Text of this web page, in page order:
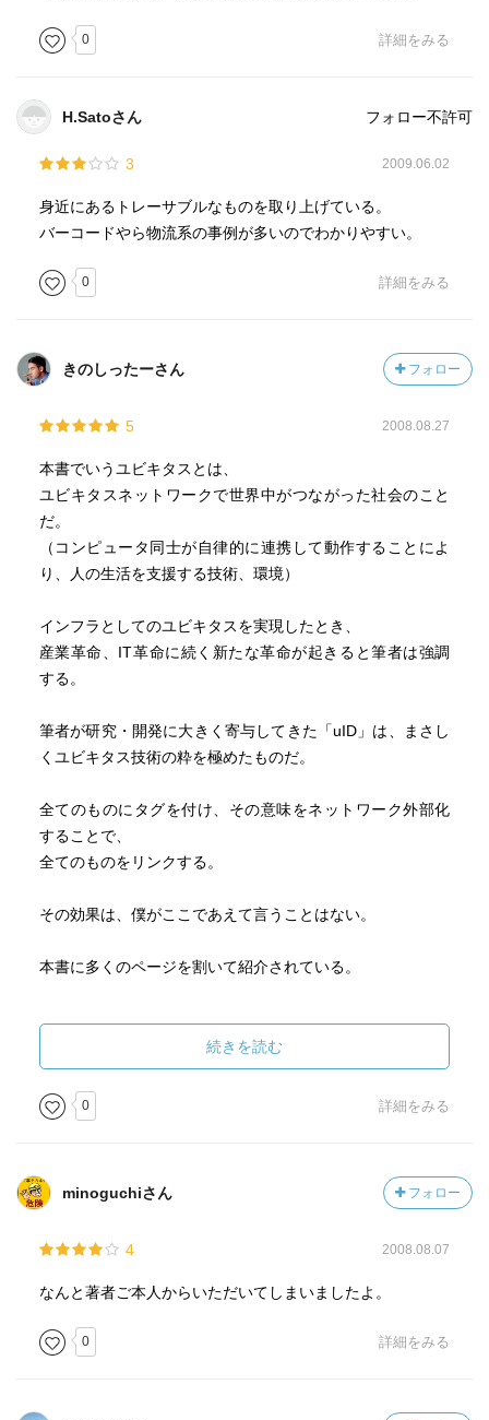
0 詳細をみる
H.Satoさん フォロー不許可
3 2009.06.02
身近にあるトレーサブルなものを取り上げている。
バーコードやら物流系の事例が多いのでわかりやすい。
0 詳細をみる
きのしったーさん フォロー
5 2008.08.27
本書でいうユビキタスとは、
ユビキタスネットワークで世界中がつながった社会のこと
だ。
（コンピュータ同士が自律的に連携して動作することによ
り、人の生活を支援する技術、環境）
インフラとしてのユビキタスを実現したとき、
産業革命、IT革命に続く新たな革命が起きると筆者は強調
する。
筆者が研究・開発に大きく寄与してきた「uID」は、まさし
くユビキタス技術の粋を極めたものだ。
全てのものにタグを付け、その意味をネットワーク外部化
することで、
全てのものをリンクする。
その効果は、僕がここであえて言うことはない。
本書に多くのページを割いて紹介されている。
流通システムが、障害者の生活が、・・・世界中のありと
あらゆることが効率化・利便化されるだろう。
それは「技術の進化に合わせて制度を変えられない社会」
本書はそれを打破する力を「ソーシャルイノベーション」
日本はことにその「ソーシャルイノベーション」の点で劣
っている傾向が強い。
シリコンバレー発の企業群、マイクロソフトやグーグル、
続きを読む
0 詳細をみる
minoguchiさん フォロー
4 2008.08.07
なんと著者ご本人からいただいてしまいましたよ。
0 詳細をみる